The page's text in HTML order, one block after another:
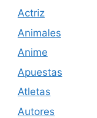
Actriz
Animales
Anime
Apuestas
Atletas
Autores